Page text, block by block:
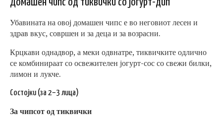
Убавината на овој домашен чипс е во неговиот лесен и
здрав вкус, совршен и за деца и за возрасни.
Крцкави однадвор, а меки одвнатре, тиквичките одлично
се комбинираат со освежителен јогурт-сос со свежи билки,
лимон и лукче.
Состојки (за 2–3 лица)
За чипсот од тиквички